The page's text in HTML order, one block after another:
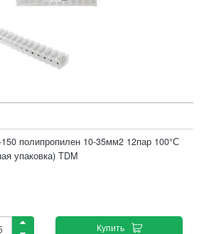
полипропилен 10-35мм2 12пар 100°С
упаковка) TDM
Купить